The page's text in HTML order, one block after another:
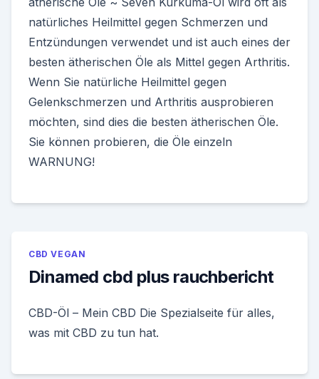
natürliches Heilmittel gegen Schmerzen und
Entzündungen verwendet und ist auch eines der
besten ätherischen Öle als Mittel gegen Arthritis.
Wenn Sie natürliche Heilmittel gegen
Gelenkschmerzen und Arthritis ausprobieren
möchten, sind dies die besten ätherischen Öle.
Sie können probieren, die Öle einzeln
WARNUNG!
CBD VEGAN
Dinamed cbd plus rauchbericht
CBD-Öl – Mein CBD Die Spezialseite für alles,
was mit CBD zu tun hat.